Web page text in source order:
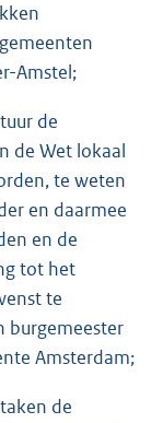
Amstel;
de
de Wet lokaal
te weten
en daarmee
en de
tot het
te
burgemeester
Amsterdam;
de